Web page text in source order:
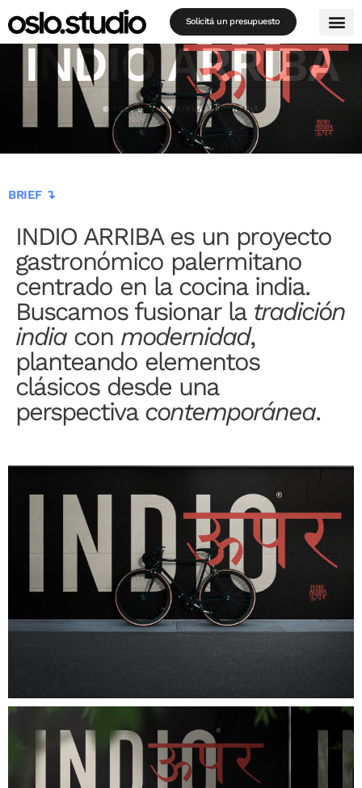
Solicitá un presupuesto
INDIO ARRIBA
© 2023 BUENOS AIRES, ARGENTINA
BRIEF ↴
INDIO ARRIBA es un proyecto
gastronómico palermitano
centrado en la cocina india.
Buscamos fusionar la tradición
indiacon modernidad,
planteando elementos
clásicos desde una
perspectiva contemporánea.